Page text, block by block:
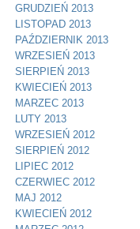
GRUDZIEŃ 2013
LISTOPAD 2013
PAŹDZIERNIK 2013
WRZESIEŃ 2013
SIERPIEŃ 2013
KWIECIEŃ 2013
MARZEC 2013
LUTY 2013
WRZESIEŃ 2012
SIERPIEŃ 2012
LIPIEC 2012
CZERWIEC 2012
MAJ 2012
KWIECIEŃ 2012